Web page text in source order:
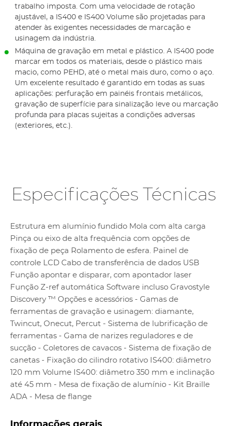
trabalho imposta. Com uma velocidade de rotação
ajustável, a IS400 e IS400 Volume são projetadas para
atender às exigentes necessidades de marcação e
usinagem da indústria.
Máquina de gravação em metal e plástico. A IS400 pode
marcar em todos os materiais, desde o plástico mais
macio, como PEHD, até o metal mais duro, como o aço.
Um excelente resultado é garantido em todas as suas
aplicações: perfuração em painéis frontais metálicos,
gravação de superfície para sinalização leve ou marcação
profunda para placas sujeitas a condições adversas
(exteriores, etc.).
Especificações Técnicas
Estrutura em alumínio fundido Mola com alta carga
Pinça ou eixo de alta frequência com opções de
fixação de peça Rolamento de esfera. Painel de
controle LCD Cabo de transferência de dados USB
Função apontar e disparar, com apontador laser
Função Z-ref automática Software incluso Gravostyle
Discovery ™ Opções e acessórios - Gamas de
ferramentas de gravação e usinagem: diamante,
Twincut, Onecut, Percut - Sistema de lubrificação de
ferramentas - Gama de narizes reguladores e de
sucção - Coletores de cavacos - Sistema de fixação de
canetas - Fixação do cilindro rotativo IS400: diâmetro
120 mm Volume IS400: diâmetro 350 mm e inclinação
até 45 mm - Mesa de fixação de alumínio - Kit Braille
ADA - Mesa de flange